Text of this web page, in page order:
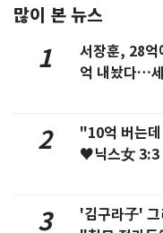
많이 본 뉴스
1
서장훈, 28억
억 내놨다…
2
"10억 버는
♥닉스女 3:3
3
'김구라子' 그